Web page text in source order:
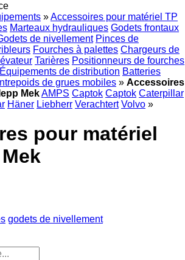
»Accessoires pour matériel TP
Marteaux hydrauliques Godets frontaux
de nivellement Pinces de
Fourches à palettes Chargeurs de
Tarières Positionneurs de fourches
Équipements de distribution Batteries
de grues mobiles » Accessoires
MekAMPS Captok Captok Caterpillar
Häner Liebherr Verachtert Volvo »
pour matériel
godets de nivellement